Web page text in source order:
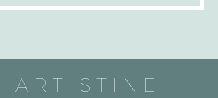
ARTISTINE